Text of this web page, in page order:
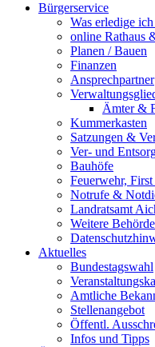
Bürgerservice
Was erledige
online Rathaus
Planen / Bauen
Finanzen
Ansprechpartner
Ämter &
Kummerkasten
Satzungen &
Ver- und
Bauhöfe
Feuerwehr,
Notrufe &
Landratsamt
Weitere
Aktuelles
Bundestagswahl
Amtliche
Stellenangebot
Öffentl.
Infos und Tipps